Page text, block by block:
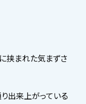
挟まれた気まずさ
出来上がっている